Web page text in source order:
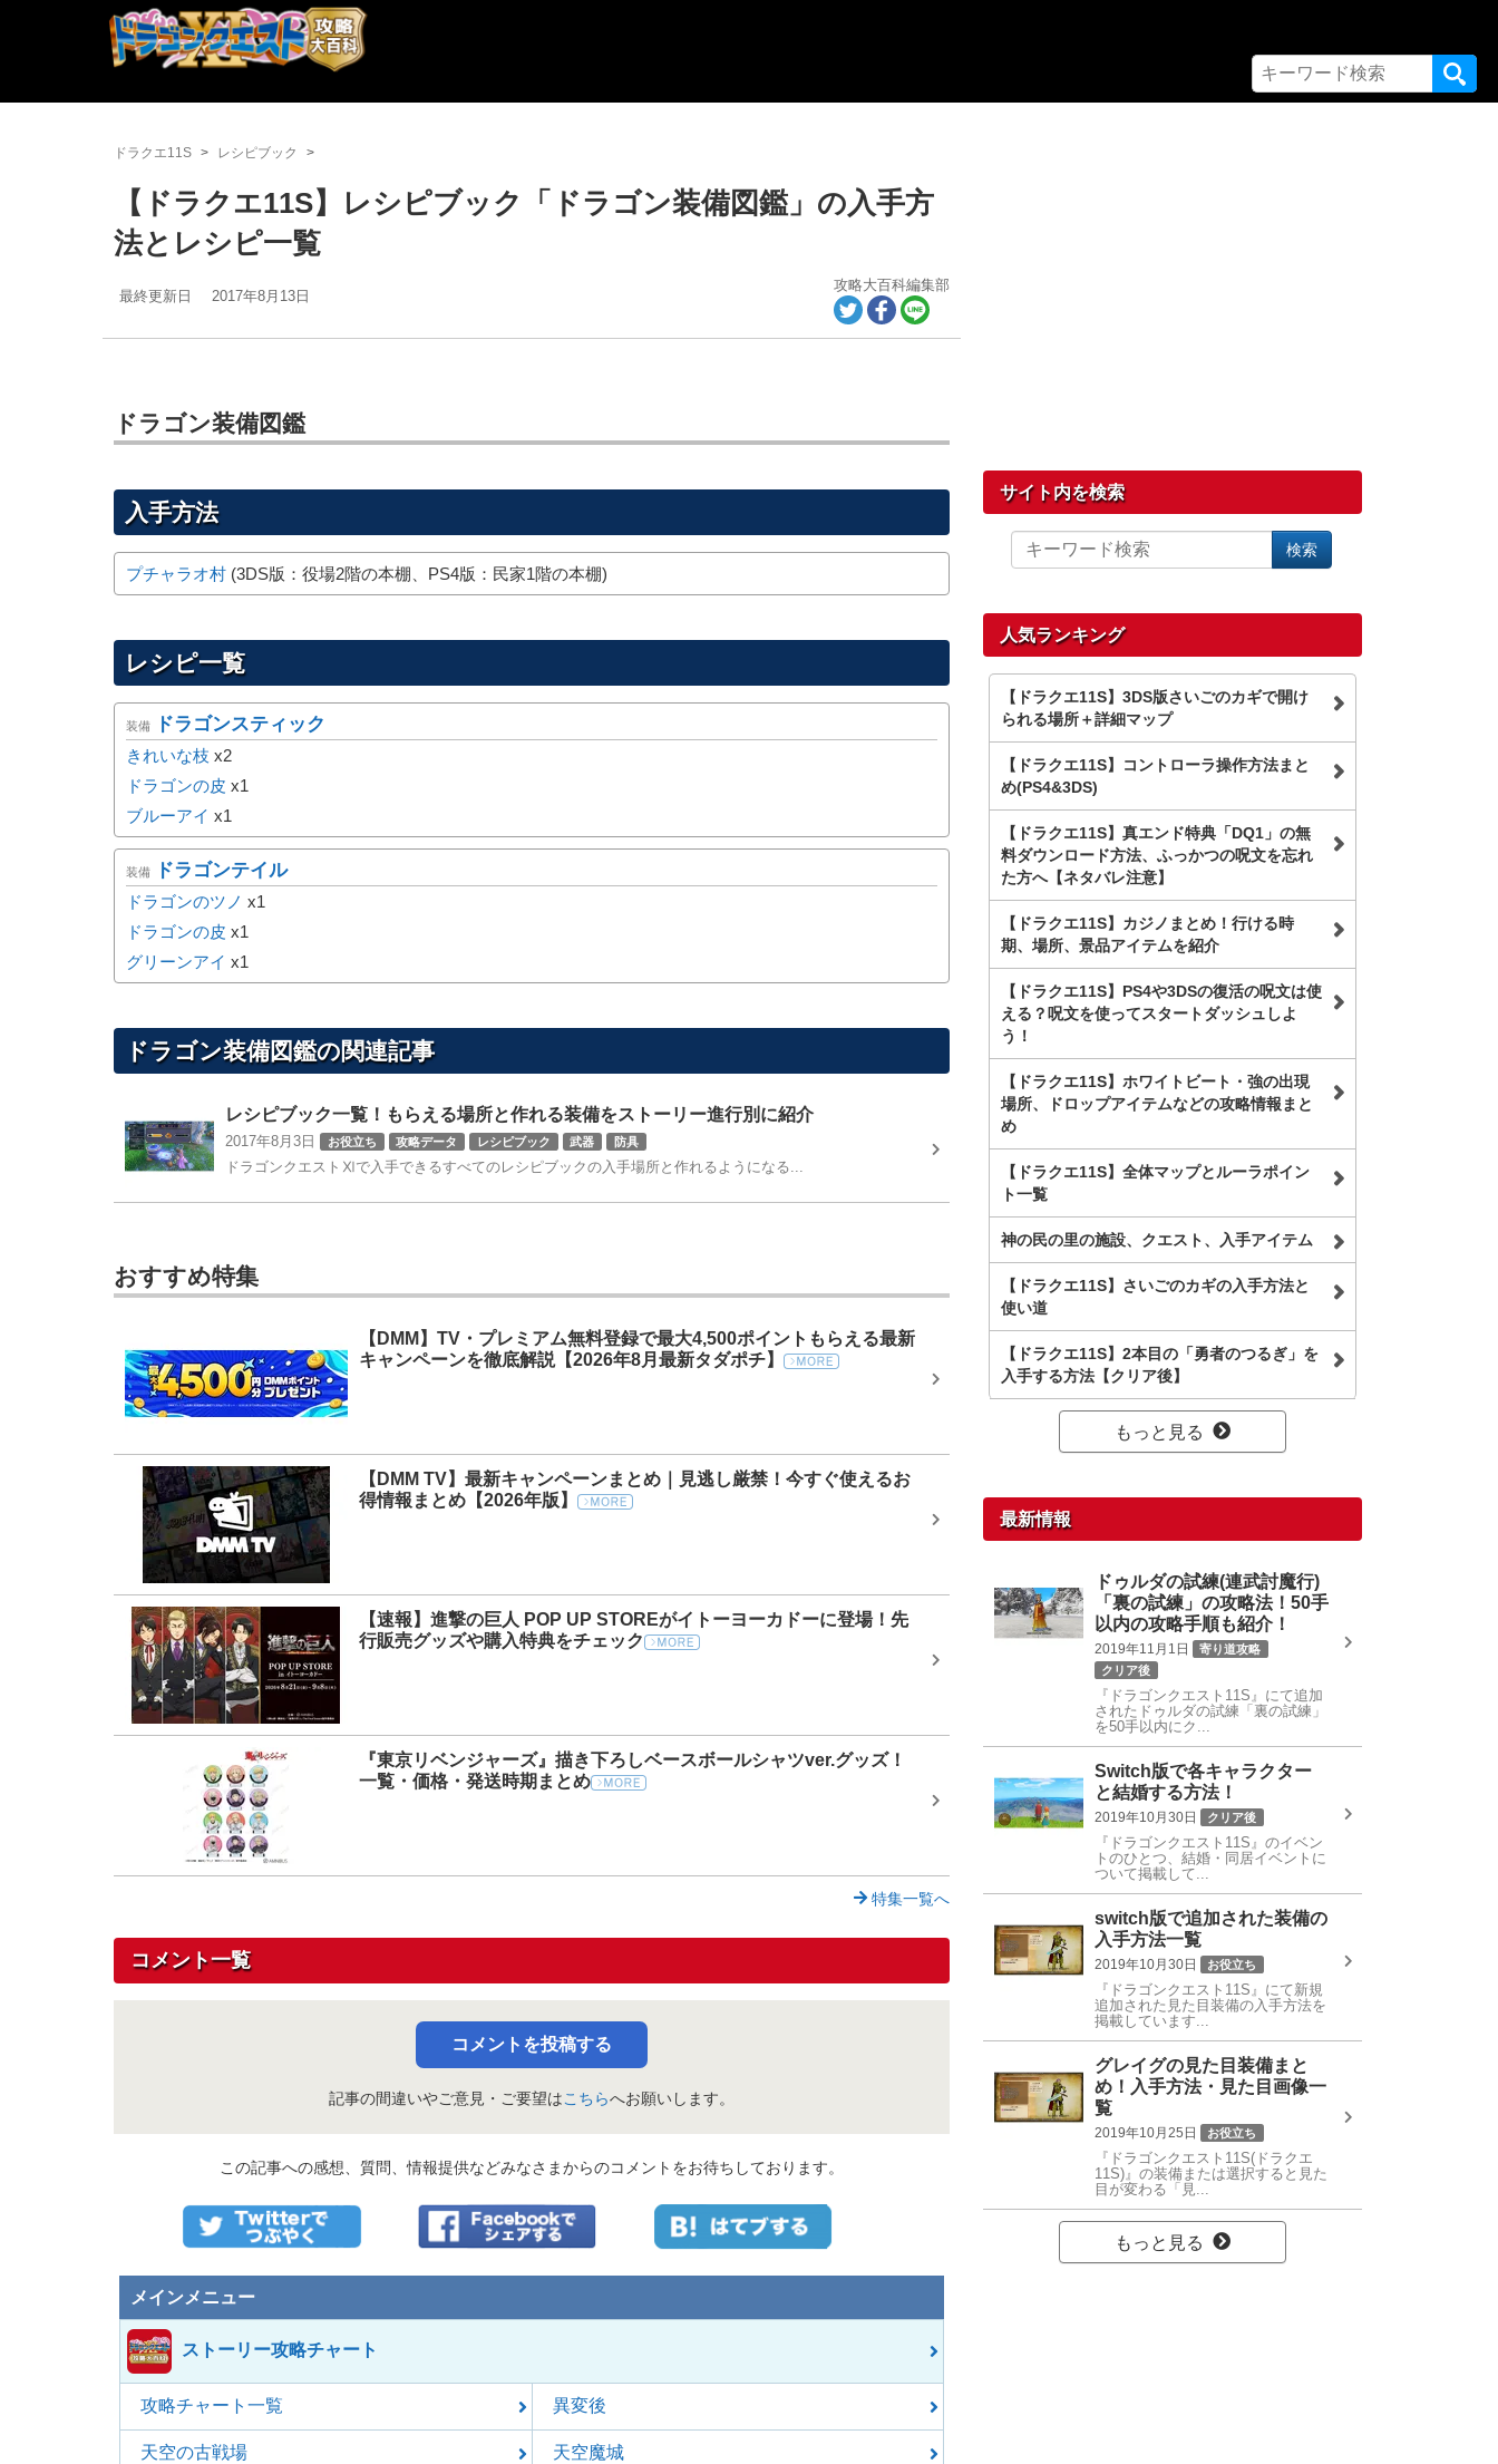
ドラクエ11S レシピブック
【ドラクエ11S】レシピブック「ドラゴン装備図鑑」の入手方
法とレシピ一覧
最終更新日 2017年8月13日
攻略大百科編集部
ドラゴン装備図鑑
入手方法
プチャラオ村 (3DS版：役場2階の本棚、PS4版：民家1階の本棚)
レシピ一覧
装備 ドラゴンスティック
きれいな枝 x2
ドラゴンの皮 x1
ブルーアイ x1
装備 ドラゴンテイル
ドラゴンのツノ x1
ドラゴンの皮 x1
グリーンアイ x1
ドラゴン装備図鑑の関連記事
レシピブック一覧！もらえる場所と作れる装備をストーリー進行別に紹介
2017年8月3日 お役立ち 攻略データ レシピブック 武器 防具
ドラゴンクエストⅪで入手できるすべてのレシピブックの入手場所と作れるようになる...
おすすめ特集
【DMM】TV・プレミアム無料登録で最大4,500ポイントもらえる最新
キャンペーンを徹底解説【2026年8月最新タダポチ】
【DMM TV】最新キャンペーンまとめ｜見逃し厳禁！今すぐ使えるお
得情報まとめ【2026年版】
【速報】進撃の巨人 POP UP STOREがイトーヨーカドーに登場！先
行販売グッズや購入特典をチェック
『東京リベンジャーズ』描き下ろしベースボールシャツver.グッズ！
一覧・価格・発送時期まとめ
特集一覧へ
コメント一覧
コメントを投稿する
記事の間違いやご意見・ご要望はこちらへお願いします。
この記事への感想、質問、情報提供などみなさまからのコメントをお待ちしております。
メインメニュー
ストーリー攻略チャート
攻略チャート一覧 異変後
天空の古戦場 天空魔城
サイト内を検索
イ
を
検
索
検索
人気ランキング
【ドラクエ11S】3DS版さいごのカギで開け
られる場所＋詳細マップ
【ドラクエ11S】コントローラ操作方法まと
め(PS4&3DS)
【ドラクエ11S】真エンド特典「DQ1」の無
料ダウンロード方法、ふっかつの呪文を忘れ
た方へ【ネタバレ注意】
【ドラクエ11S】カジノまとめ！行ける時
期、場所、景品アイテムを紹介
【ドラクエ11S】PS4や3DSの復活の呪文は使
える？呪文を使ってスタートダッシュしよ
う！
【ドラクエ11S】ホワイトビート・強の出現
場所、ドロップアイテムなどの攻略情報まと
め
【ドラクエ11S】全体マップとルーラポイン
ト一覧
神の民の里の施設、クエスト、入手アイテム
【ドラクエ11S】さいごのカギの入手方法と
使い道
【ドラクエ11S】2本目の「勇者のつるぎ」を
入手する方法【クリア後】
もっと見る
最新情報
ドゥルダの試練(連武討魔行)
「裏の試練」の攻略法！50手
以内の攻略手順も紹介！
2019年11月1日
寄り道攻略
クリア後
『ドラゴンクエスト11S』にて追加
されたドゥルダの試練「裏の試練」
を50手以内にク...
Switch版で各キャラクター
と結婚する方法！
2019年10月30日 クリア後
『ドラゴンクエスト11S』のイベン
トのひとつ、結婚・同居イベントに
ついて掲載して...
switch版で追加された装備の
入手方法一覧
2019年10月30日 お役立ち
『ドラゴンクエスト11S』にて新規
追加された見た目装備の入手方法を
掲載しています...
グレイグの見た目装備まと
め！入手方法・見た目画像一
覧
2019年10月25日 お役立ち
『ドラゴンクエスト11S(ドラクエ
11S)』の装備または選択すると見た
目が変わる「見...
もっと見る